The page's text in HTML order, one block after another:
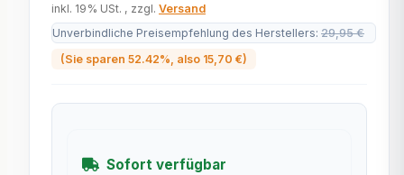
inkl. 19% USt. , zzgl. Versand
Unverbindliche Preisempfehlung des Herstellers: 29,95 €
(Sie sparen 52.42% , also 15,70 €)
Sofort verfügbar